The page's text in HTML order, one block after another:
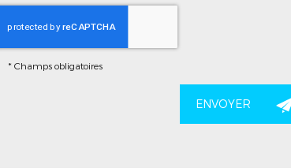
* Champs obligatoires